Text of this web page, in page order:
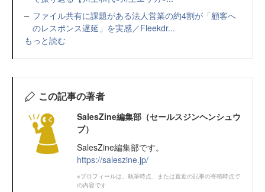
ファイル共有に課題がある法人営業の約4割が「顧客へ
のレスポンス遅延」を実感／Fleekdr...
もっと読む
この記事の著者
SalesZine編集部（セールスジンヘンシュウ
ブ）
SalesZine編集部です。
https://saleszine.jp/
※プロフィールは、執筆時点、または直近の記事の寄稿時点で
の内容です